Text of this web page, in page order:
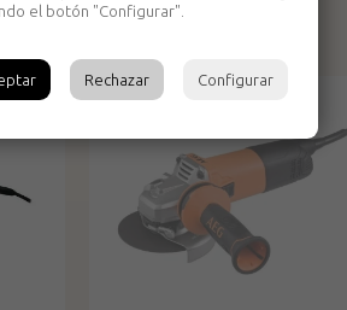
el botón "Configurar".
Rechazar Configurar